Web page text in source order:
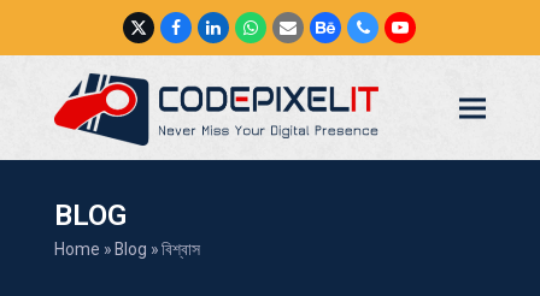
TwitterFacebook
LinkedInWhatsapp
EmailBehance
PhoneYouTube
BLOG
Home » Blog »বিশ্বাস